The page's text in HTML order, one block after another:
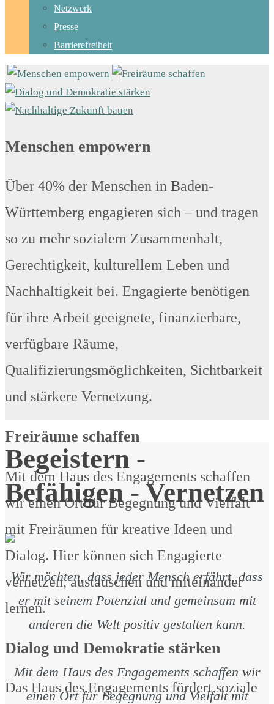
Netzwerk
Presse
Barrierefreiheit
Menschen empowern
Über 40% der Menschen in Baden-
Württemberg engagieren sich – und tragen
so zu mehr sozialem Zusammenhalt,
Gerechtigkeit, kulturellem Leben und
Nachhaltigkeit bei. Engagierte benötigen
für ihre Arbeit geeignete, finanzierbare,
verfügbare Räume,
Qualifizierungsmöglichkeiten, Sichtbarkeit
und stärkere Vernetzung.
Freiräume schaffen
Mit dem Haus des Engagements schaffen
wir einen Ort für Begegnung und Vielfalt
mit Freiräumen für kreative Ideen und
Dialog. Hier können sich Engagierte
vernetzen, austauschen und miteinander
lernen.
Dialog und Demokratie stärken
Das Haus des Engagements fördert soziale
Begeistern -
Befähigen - Vernetzen
Wir möchten, dass jeder Mensch erfährt, dass
er mit seinem Potenzial und gemeinsam mit
anderen die Welt positiv gestalten kann.
Mit dem Haus des Engagements schaffen wir
einen Ort für Begegnung und Vielfalt mit